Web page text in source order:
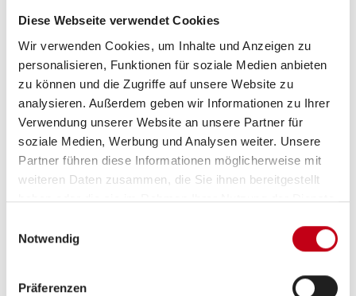
Diese Webseite verwendet Cookies
Wir verwenden Cookies, um Inhalte und Anzeigen zu
personalisieren, Funktionen für soziale Medien anbieten
zu können und die Zugriffe auf unsere Website zu
analysieren. Außerdem geben wir Informationen zu Ihrer
Verwendung unserer Website an unsere Partner für
soziale Medien, Werbung und Analysen weiter. Unsere
Partner führen diese Informationen möglicherweise mit
weiteren Daten zusammen, die Sie ihnen bereitgestellt
haben oder die sie im Rahmen Ihrer Nutzung der Dienste
Notwendig
Präferenzen
Anzahl der
Sitze mit Gurt
Sitzgruppe Seitensitzgruppe
Infrastruktur WC
Aufstelldach (Doppelbett)